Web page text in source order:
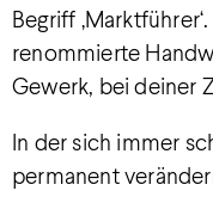
Begriff
renommierte
Gewerk, bei deiner
In der sich immer
permanent